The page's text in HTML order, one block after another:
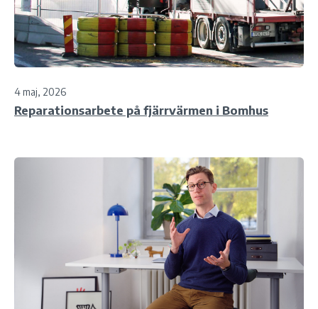
4 maj, 2026
Reparationsarbete på fjärrvärmen i Bomhus